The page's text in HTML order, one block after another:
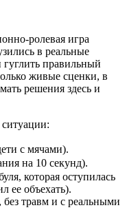
ролевая игра
в реальные
гуглить правильный
живые сценки, в
решения здесь и
с мячами).
на 10 секунд).
которая оступилась
ее объехать).
травм и с реальными